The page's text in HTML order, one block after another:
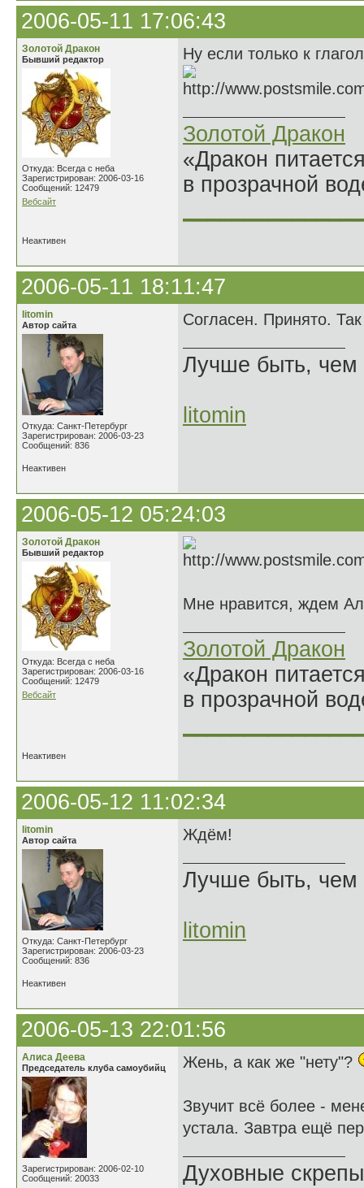
2006-05-11 17:06:43
Золотой Дракон
Бывший редактор
Откуда: Всегда с неба
Зарегистрирован: 2006-03-16
Сообщений: 12479
Вебсайт
Ну если только к
Золотой Дракон
«Дракон
в прозрачной
Неактивен
2006-05-11 18:11:47
litomin
Автор сайта
Откуда: Санкт-Петербург
Зарегистрирован: 2006-03-23
Сообщений: 836
Согласен. Принято.
Лучше быть, чем
litomin
Неактивен
2006-05-12 05:24:03
Золотой Дракон
Бывший редактор
Откуда: Всегда с неба
Зарегистрирован: 2006-03-16
Сообщений: 12479
Вебсайт
Мне нравится, ждем
Золотой Дракон
«Дракон
в прозрачной
Неактивен
2006-05-12 11:02:34
litomin
Автор сайта
Откуда: Санкт-Петербург
Зарегистрирован: 2006-03-23
Сообщений: 836
Ждём!
Лучше быть, чем
litomin
Неактивен
2006-05-13 22:01:56
Алиса Деева
Председатель клуба самоубийц
Зарегистрирован: 2006-02-10
Сообщений: 20033
Жень, а как же "нету"?
Звучит всё более -
устала. Завтра ещё
Духовные